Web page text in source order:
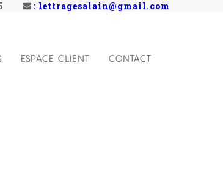
65 : lettragesalain@gmail.com
ESPACE CLIENT CONTACT